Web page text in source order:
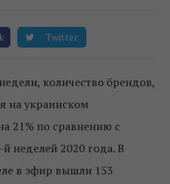
Twitter
количество брендов,
на украинском
21% по сравнению с
неделей 2020 года. В
в эфир вышли 153